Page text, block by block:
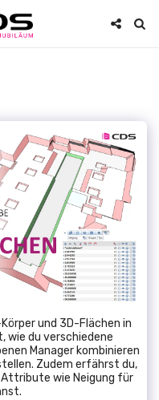
und 3D-Flächen in
wie du verschiedene
Manager kombinieren
Zudem erfährst du,
wie Neigung für